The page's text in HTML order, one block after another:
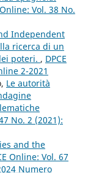
Online: Vol. 38 No.
Independent
ricerca di un
poteri. , DPCE
2-2021
Le autorità
No. 2 (2021):
and the
Online: Vol. 67
Numero